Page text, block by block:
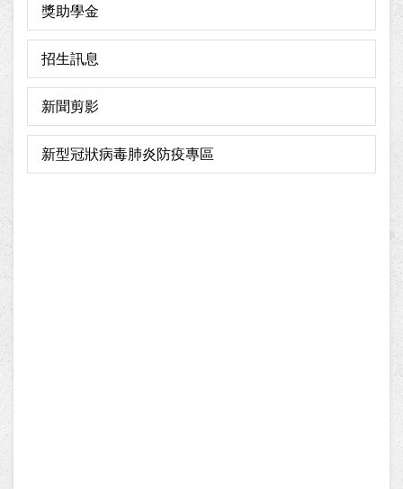
獎助學金
招生訊息
新聞剪影
新型冠狀病毒肺炎防疫專區